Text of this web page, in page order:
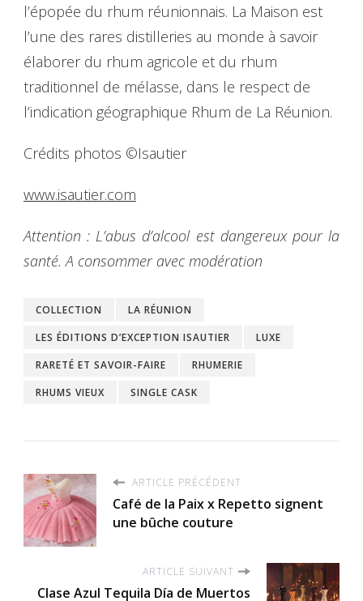
l’épopée du rhum réunionnais. La Maison est
l’une des rares distilleries au monde à savoir
élaborer du rhum agricole et du rhum
traditionnel de mélasse, dans le respect de
l’indication géographique Rhum de La Réunion.
Crédits photos ©Isautier
www.isautier.com
Attention : L’abus d’alcool est dangereux pour la
santé. A consommer avec modération
COLLECTION
LA RÉUNION
LES ÉDITIONS D’EXCEPTION ISAUTIER
LUXE
RARETÉ ET SAVOIR-FAIRE
RHUMERIE
RHUMS VIEUX
SINGLE CASK
ARTICLE PRÉCÉDENT
Café de la Paix x Repetto signent
une bûche couture
ARTICLE SUIVANT
Clase Azul Tequila Día de Muertos